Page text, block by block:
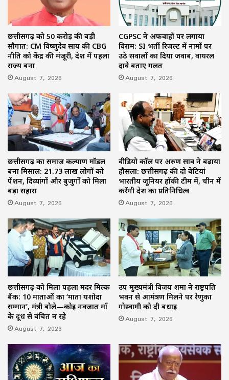
छत्तीसगढ़ को 50 करोड़ की बड़ी
सौगात: CM विष्णुदेव साय की CBG
नीति को केंद्र की मंजूरी, देश में पहला
राज्य बना
August 7, 2026
CGPSC ने अफवाहों पर लगाया
विराम: SI भर्ती रिजल्ट में नामों पर
उठे सवालों का दिया जवाब, वायरल
दावे बताए गलत
August 7, 2026
छत्तीसगढ़ का समाज कल्याण मॉडल
बना मिसाल: 21.73 लाख लोगों को
पेंशन, दिव्यांगों और बुजुर्गों को मिला
बड़ा सहारा
August 7, 2026
वीडियो कॉल पर अरुण साव ने बढ़ाया
हौसला: छत्तीसगढ़ की दो बेटियां
भारतीय जूनियर हॉकी टीम में, चीन में
करेंगी देश का प्रतिनिधित्व
August 7, 2026
छत्तीसगढ़ को मिला पहला मदर मिल्क
बैंक: 10 माताओं का ‘माता यशोदा
सम्मान’, मंत्री बोले—कोई नवजात माँ
के दूध से वंचित न रहे
August 7, 2026
उप मुख्यमंत्री विजय शर्मा ने राष्ट्रपति
भवन से आमंत्रण मिलने पर रेणुका
गोस्वामी को दी बधाई
August 7, 2026